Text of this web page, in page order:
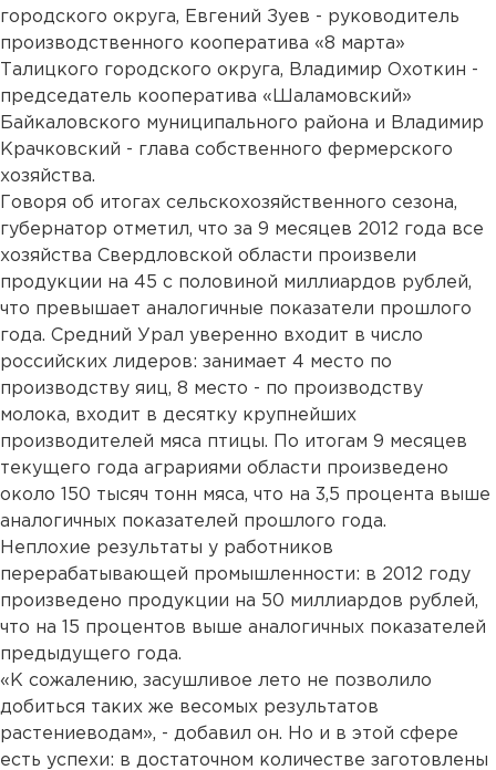
городского округа, Евгений Зуев - руководитель
производственного кооператива «8 марта»
Талицкого городского округа, Владимир Охоткин -
председатель кооператива «Шаламовский»
Байкаловского муниципального района и Владимир
Крачковский - глава собственного фермерского
хозяйства.
Говоря об итогах сельскохозяйственного сезона,
губернатор отметил, что за 9 месяцев 2012 года все
хозяйства Свердловской области произвели
продукции на 45 с половиной миллиардов рублей,
что превышает аналогичные показатели прошлого
года. Средний Урал уверенно входит в число
российских лидеров: занимает 4 место по
производству яиц, 8 место - по производству
молока, входит в десятку крупнейших
производителей мяса птицы. По итогам 9 месяцев
текущего года аграриями области произведено
около 150 тысяч тонн мяса, что на 3,5 процента выше
аналогичных показателей прошлого года.
Неплохие результаты у работников
перерабатывающей промышленности: в 2012 году
произведено продукции на 50 миллиардов рублей,
что на 15 процентов выше аналогичных показателей
предыдущего года.
«К сожалению, засушливое лето не позволило
добиться таких же весомых результатов
растениеводам», - добавил он. Но и в этой сфере
есть успехи: в достаточном количестве заготовлены